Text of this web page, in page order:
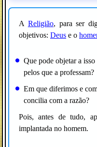
A Religião, para ser
objetivos: Deus e o
Que pode objetar a isso
pelos que a professam?
Em que diferimos e
concilia com a razão?
Pois, antes de tudo,
implantada no homem.